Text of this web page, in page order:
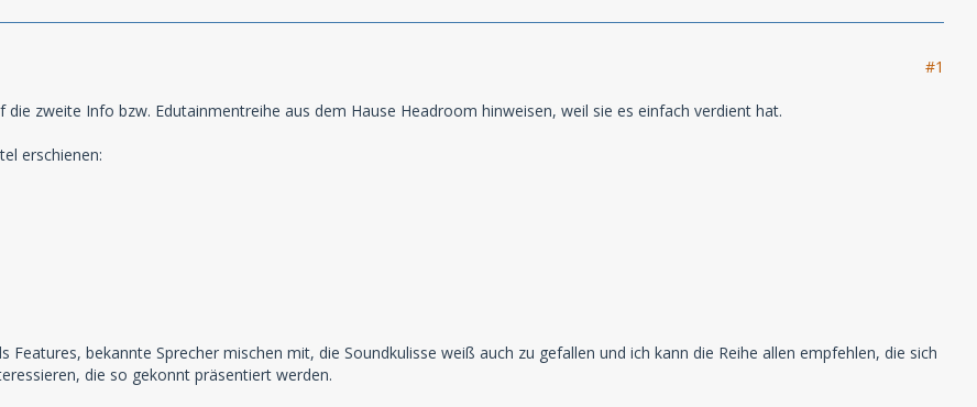
#1
die zweite Info bzw. Edutainmentreihe aus dem Hause Headroom hinweisen, weil sie es einfach verdient hat.
erschienen:
Features, bekannte Sprecher mischen mit, die Soundkulisse weiß auch zu gefallen und ich kann die Reihe allen empfehlen, die sich
die so gekonnt präsentiert werden.